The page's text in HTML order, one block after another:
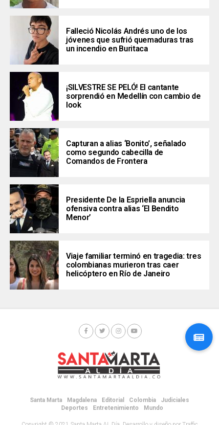
Falleció Nicolás Andrés uno de los
jóvenes que sufrió quemaduras tras
un incendio en Buritaca
¡SILVESTRE SE PELÓ! El cantante
sorprendió en Medellín con cambio de
look
Capturan a alias ‘Bonito’, señalado
como segundo cabecilla de
Comandos de Frontera
Presidente De la Espriella anuncia
ofensiva contra alias ‘El Bendito
Menor’
Viaje familiar terminó en tragedia: tres
colombianas murieron tras caer
helicóptero en Río de Janeiro
Santa Marta Magdalena Editorial Colombia
Judiciales
Deportes
Entretenimiento Mundo